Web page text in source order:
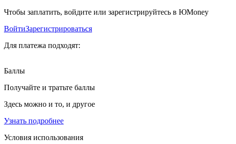
Чтобы заплатить, войдите или зарегистрируйтесь в ЮMoney
ВойтиЗарегистрироваться
Для платежа подходят:
Баллы
Получайте и тратьте баллы
Здесь можно и то, и другое
Узнать подробнее
Условия использования